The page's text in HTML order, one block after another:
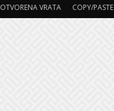
OTVORENA VRATA COPY/PASTE